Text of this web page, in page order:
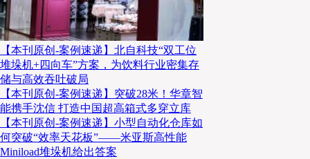
【本刊原创-案例速递】北自科技“双工位
堆垛机+四向车”方案，为饮料行业密集存
储与高效吞吐破局
【本刊原创-案例速递】突破28米！华章智
能携手沈信 打造中国超高箱式多穿立库
【本刊原创-案例速递】小型自动化仓库如
何突破“效率天花板”——米亚斯高性能
Miniload堆垛机给出答案